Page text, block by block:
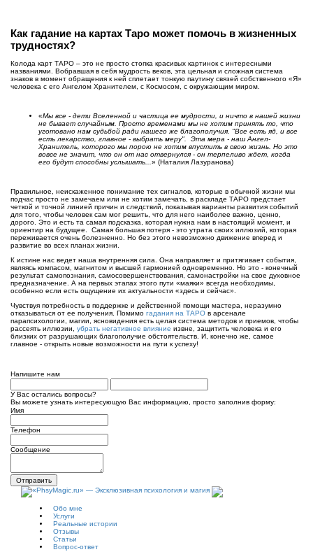
Как гадание на картах Таро может помочь в жизненных
трудностях?
Колода карт ТАРО – это не просто стопка красивых картинок с интересными
названиями. Вобравшая в себя мудрость веков, эта цельная и сложная система
знаков в момент обращения к ней сплетает тонкую паутину связей собственного «Я»
человека с его Ангелом Хранителем, с Космосом, с окружающим миром.
«Мы все - дети Вселенной и частица ее мудрости, и ничто в нашей жизни
не бывает случайным. Просто временами мы не хотим принять то, что
уготовано нам судьбой ради нашего же благополучия. "Все есть яд, и все
есть лекарство, главное - выбрать меру". Эта мера - наш Ангел-
Хранитель, которого мы порою не хотим впустить в свою жизнь. Но это
вовсе не значит, что он от нас отвернулся - он терпеливо ждет, когда
его будут способны услышать... » (Наталия Лазуранова)
Правильное, неискаженное понимание тех сигналов, которые в обычной жизни мы
подчас просто не замечаем или не хотим замечать, в раскладе ТАРО предстает
четкой и точной линией причин и следствий, показывая варианты развития событий
для того, чтобы человек сам мог решить, что для него наиболее важно, ценно,
дорого. Это и есть та самая подсказка, которая нужна нам в настоящий момент, и
ориентир на будущее. Самая большая потеря - это утрата своих иллюзий, которая
переживается очень болезненно. Но без этого невозможно движение вперед и
развитие во всех планах жизни.
К истине нас ведет наша внутренняя сила. Она направляет и притягивает события,
являясь компасом, магнитом и высшей гармонией одновременно. Но это - конечный
результат самопознания, самосовершенствования, самонастройки на свое духовное
предназначение. А на первых этапах этого пути «маяки» всегда необходимы,
особенно если есть ощущение их актуальности «здесь и сейчас».
Чувствуя потребность в поддержке и действенной помощи мастера, неразумно
отказываться от ее получения. Помимо гадания на ТАРО в арсенале
парапсихологии, магии, ясновидения есть целая система методов и приемов, чтобы
рассеять иллюзии, убрать негативное влияние извне, защитить человека и его
близких от разрушающих благополучие обстоятельств. И, конечно же, самое
главное - открыть новые возможности на пути к успеху!
Напишите нам
У Вас остались вопросы?
Вы можете узнать интересующую Вас информацию, просто заполнив форму:
Имя
Телефон
Сообщение
Отправить
Обо мне
Услуги
Реальные истории
Отзывы
Статьи
Вопрос-ответ